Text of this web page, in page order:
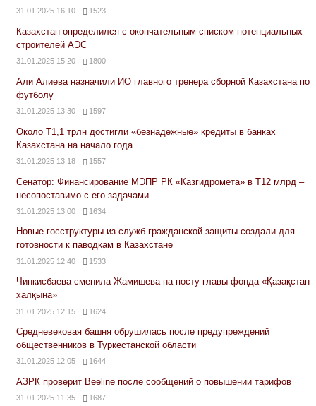
31.01.2025 16:10 1523
Казахстан определился с окончательным списком потенциальных
строителей АЭС
31.01.2025 15:20 1800
Али Алиева назначили ИО главного тренера сборной Казахстана по
футболу
31.01.2025 13:30 1597
Около Т1,1 трлн достигли «безнадежные» кредиты в банках
Казахстана на начало года
31.01.2025 13:18 1557
Сенатор: Финансирование МЭПР РК «Казгидромета» в Т12 млрд –
несопоставимо с его задачами
31.01.2025 13:00 1634
Новые госструктуры из служб гражданской защиты создали для
готовности к паводкам в Казахстане
31.01.2025 12:40 1533
Чинкисбаева сменила Жамишева на посту главы фонда «Қазақстан
халқына»
31.01.2025 12:15 1624
Средневековая башня обрушилась после предупреждений
общественников в Туркестанской области
31.01.2025 12:05 1644
АЗРК проверит Beeline после сообщений о повышении тарифов
31.01.2025 11:35 1687